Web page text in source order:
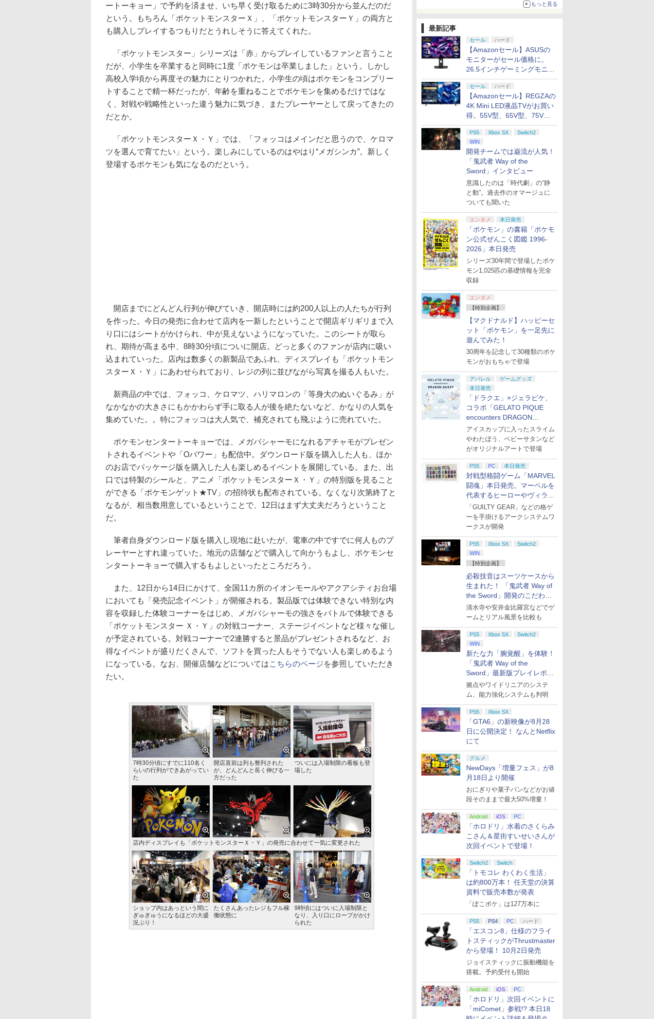
もっと見る
最新記事
セール ハード
【Amazonセール】ASUSの
モニターがセール価格に。
26.5インチゲーミングモニタ
ー「ROG Strix OLED
XG27ACDMS」限定モデルも
お買い得
セール ハード
【Amazonセール】REGZAの
4K Mini LED液晶TVがお買い
得。55V型、65V型、75V型
の2026年モデルがラインナ
ップ
PS5 Xbox SX
Switch2
WIN
開発チームでは巌流が人気！
「鬼武者 Way of the
Sword」インタビュー
意識したのは「時代劇」の“静
と動”。過去作のオマージュに
ついても聞いた
エンタメ 本日発売
「ポケモン」の書籍「ポケモ
ン公式ぜんこく図鑑 1996-
2026」本日発売
シリーズ30年間で登場したポケ
モン1,025匹の基礎情報を完全
収録
エンタメ
【特別企画】
【マクドナルド】ハッピーセ
ット「ポケモン」を一足先に
遊んでみた！
30周年を記念して30種類のポケ
モンがおもちゃで登場
アパレル
ゲームグッズ
本日発売
「ドラクエ」×ジェラピケ、
コラボ「GELATO PIQUE
encounters DRAGON
QUEST」第2弾が本日発売
アイスカップに入ったスライム
やわたぼう、ベビーサタンなど
がオリジナルアートで登場
PS5 PC 本日発売
対戦型格闘ゲーム「MARVEL
闘魂」本日発売。マーベルを
代表するヒーローやヴィラン
たちが登場
「GUILTY GEAR」などの格ゲ
ーを手掛けるアークシステムワ
ークスが開発
PS5 Xbox SX
Switch2
WIN
【特別企画】
必殺技音はスーツケースから
生まれた！ 「鬼武者 Way of
the Sword」開発のこだわり
を目撃！
清水寺や安井金比羅宮などでゲ
ームとリアル風景を比較も
PS5 Xbox SX
Switch2
WIN
新たな力「腕覚醒」を体験！
「鬼武者 Way of the
Sword」最新版プレイレポー
ト
拠点やワイドリニアのシステ
ム、能力強化システムも判明
PS5 Xbox SX
「GTA6」の新映像が8月28
日に公開決定！ なんとNetflix
にて
グルメ
NewDays「増量フェス」が8
月18日より開催
おにぎりや菓子パンなどがお値
段そのままで最大50%増量！
Android iOS PC
「ホロドリ」水着のさくらみ
こさん＆星街すいせいさんが
次回イベントで登場！
Switch2 Switch
「トモコレ わくわく生活」
は約800万本！ 任天堂の決算
資料で販売本数が発表
「ぽこポケ」は127万本に
PS5 PS4 PC ハード
「エスコン8」仕様のフライ
トスティックがThrustmaster
から登場！ 10月2日発売
ジョイスティックに振動機能を
搭載。予約受付も開始
Android iOS PC
「ホロドリ」次回イベントに
「miComet」参戦!? 本日18
ートーキョー」で予約を済ませ、いち早く受け取るために3時30分から並んだのだ
という。もちろん「ポケットモンスターＸ」、「ポケットモンスターＹ」の両方と
も購入しプレイするつもりだとうれしそうに答えてくれた。
「ポケットモンスター」シリーズは「赤」からプレイしているファンと言うこと
だが、小学生を卒業すると同時に1度「ポケモンは卒業しました」という。しかし
高校入学頃から再度その魅力にとりつかれた。小学生の頃はポケモンをコンプリー
トすることで精一杯だったが、年齢を重ねることでポケモンを集めるだけではな
く、対戦や戦略性といった違う魅力に気づき、またプレーヤーとして戻ってきたの
だとか。
「ポケットモンスターＸ・Ｙ」では、「フォッコはメインだと思うので、ケロマ
ツを選んで育てたい」という。楽しみにしているのはやはり“メガシンカ”。新しく
登場するポケモンも気になるのだという。
開店までにどんどん行列が伸びていき、開店時には約200人以上の人たちが行列
を作った。今日の発売に合わせて店内を一新したということで開店ギリギリまで入
り口にはシートがかけられ、中が見えないようになっていた。このシートが取ら
れ、期待が高まる中、8時30分頃についに開店。どっと多くのファンが店内に吸い
込まれていった。店内は数多くの新製品であふれ、ディスプレイも「ポケットモン
スターＸ・Ｙ」にあわせられており、レジの列に並びながら写真を撮る人もいた。
新商品の中では、フォッコ、ケロマツ、ハリマロンの「等身大のぬいぐるみ」が
なかなかの大きさにもかかわらず手に取る人が後を絶たないなど、かなりの人気を
集めていた。。特にフォッコは大人気で、補充されても飛ぶように売れていた。
ポケモンセンタートーキョーでは、メガバシャーモになれるアチャモがプレゼン
トされるイベントや「Oパワー」も配信中。ダウンロード版を購入した人も、ほか
のお店でパッケージ版を購入した人も楽しめるイベントを展開している。また、出
口では特製のシールと、アニメ「ポケットモンスターＸ・Ｙ」の特別版を見ること
ができる「ポケモンゲット★TV」の招待状も配布されている。なくなり次第終了と
なるが、相当数用意しているということで、12日はまず大丈夫だろうということ
だ。
筆者自身ダウンロード版を購入し現地に赴いたが、電車の中ですでに何人ものプ
レーヤーとすれ違っていた。地元の店舗などで購入して向かうもよし、ポケモンセ
ンタートーキョーで購入するもよしといったところだろう。
また、12日から14日にかけて、全国11カ所のイオンモールやアクアシティお台場
においても「発売記念イベント」が開催される。製品版では体験できない特別な内
容を収録した体験コーナーをはじめ、メガバシャーモの強さをバトルで体験できる
「ポケットモンスター Ｘ・Ｙ」の対戦コーナー、ステージイベントなど様々な催し
が予定されている。対戦コーナーで2連勝すると景品がプレゼントされるなど、お
得なイベントが盛りだくさんで、ソフトを買った人もそうでない人も楽しめるよう
になっている。なお、開催店舗などについてはこちらのページを参照していただき
たい。
7時30分頃にすでに110名く
らいの行列ができあがってい
た
開店直前は列も整列された
が、どんどんと長く伸びる一
方だった
ついには入場制限の看板も登
場した
店内ディスプレイも「ポケットモンスターＸ・Ｙ」の発売に合わせて一気に変更された
ショップ内はあっという間に
ぎゅぎゅうになるほどの大盛
況ぶり！
たくさんあったレジもフル稼
働状態に
9時頃にはついに入場制限と
なり、入り口にロープがかけ
られた